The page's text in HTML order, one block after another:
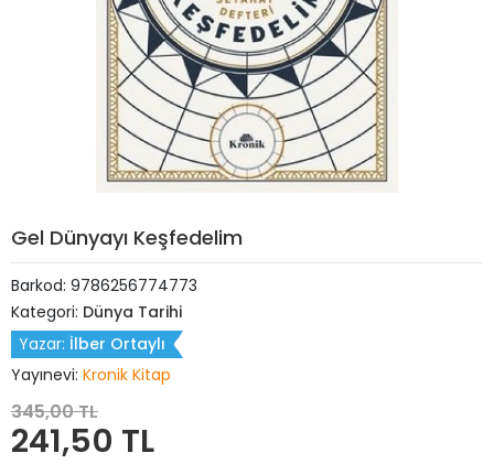
Gel Dünyayı Keşfedelim
Barkod: 9786256774773
Kategori: Dünya Tarihi
Yazar: İlber Ortaylı
Yayınevi: Kronik Kitap
345,00 TL
241,50 TL